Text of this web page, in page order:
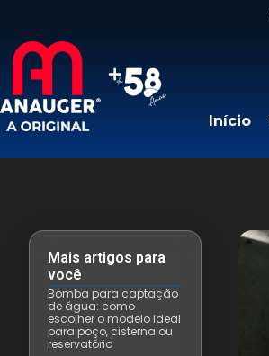
Início
Mais artigos para
você
Bomba para captação
de água: como
escolher o modelo ideal
para poço, cisterna ou
reservatório